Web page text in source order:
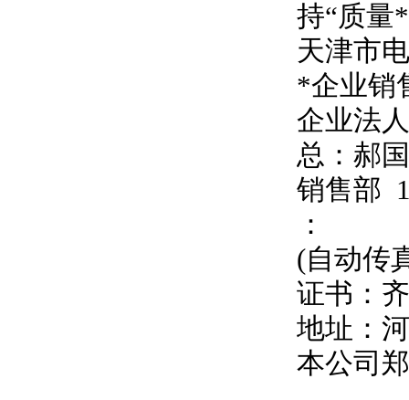
持“质量
天津市
*企业销
企业法
总：郝
销售部
：
(自动传
证书：
地址：
本公司